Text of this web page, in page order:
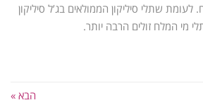
שתלי סיליקון הממולאים בג’ל סיליקון
מי המלח זולים הרבה יותר.
הבא »